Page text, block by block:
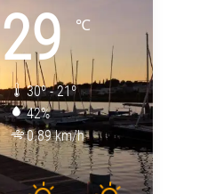
29℃
30º - 21º
42%
0.89 km/h